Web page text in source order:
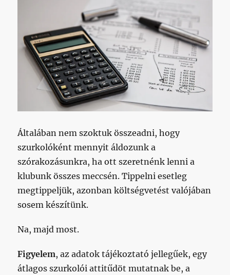
Általában nem szoktuk összeadni, hogy
szurkolóként mennyit áldozunk a
szórakozásunkra, ha ott szeretnénk lenni a
klubunk összes meccsén. Tippelni esetleg
megtippeljük, azonban költségvetést valójában
sosem készítünk.
Na, majd most.
Figyelem, az adatok tájékoztató jellegűek, egy
átlagos szurkolói attitűdöt mutatnak be, a